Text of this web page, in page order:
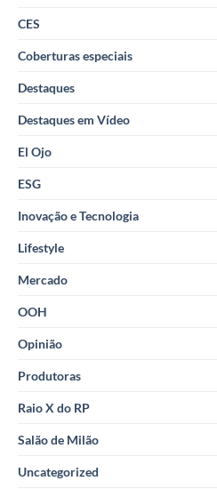
CES
Coberturas especiais
Destaques
Destaques em Vídeo
El Ojo
ESG
Inovação e Tecnologia
Lifestyle
Mercado
OOH
Opinião
Produtoras
Raio X do RP
Salão de Milão
Uncategorized